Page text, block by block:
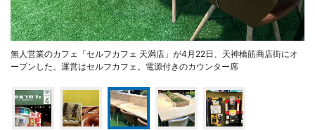
無人営業のカフェ「セルフカフェ 天満店」が4月22日、天神橋筋商店街にオ
ープンした。運営はセルフカフェ。電源付きのカウンター席